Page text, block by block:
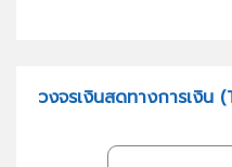
วงจรเงินสดทางการเงิน